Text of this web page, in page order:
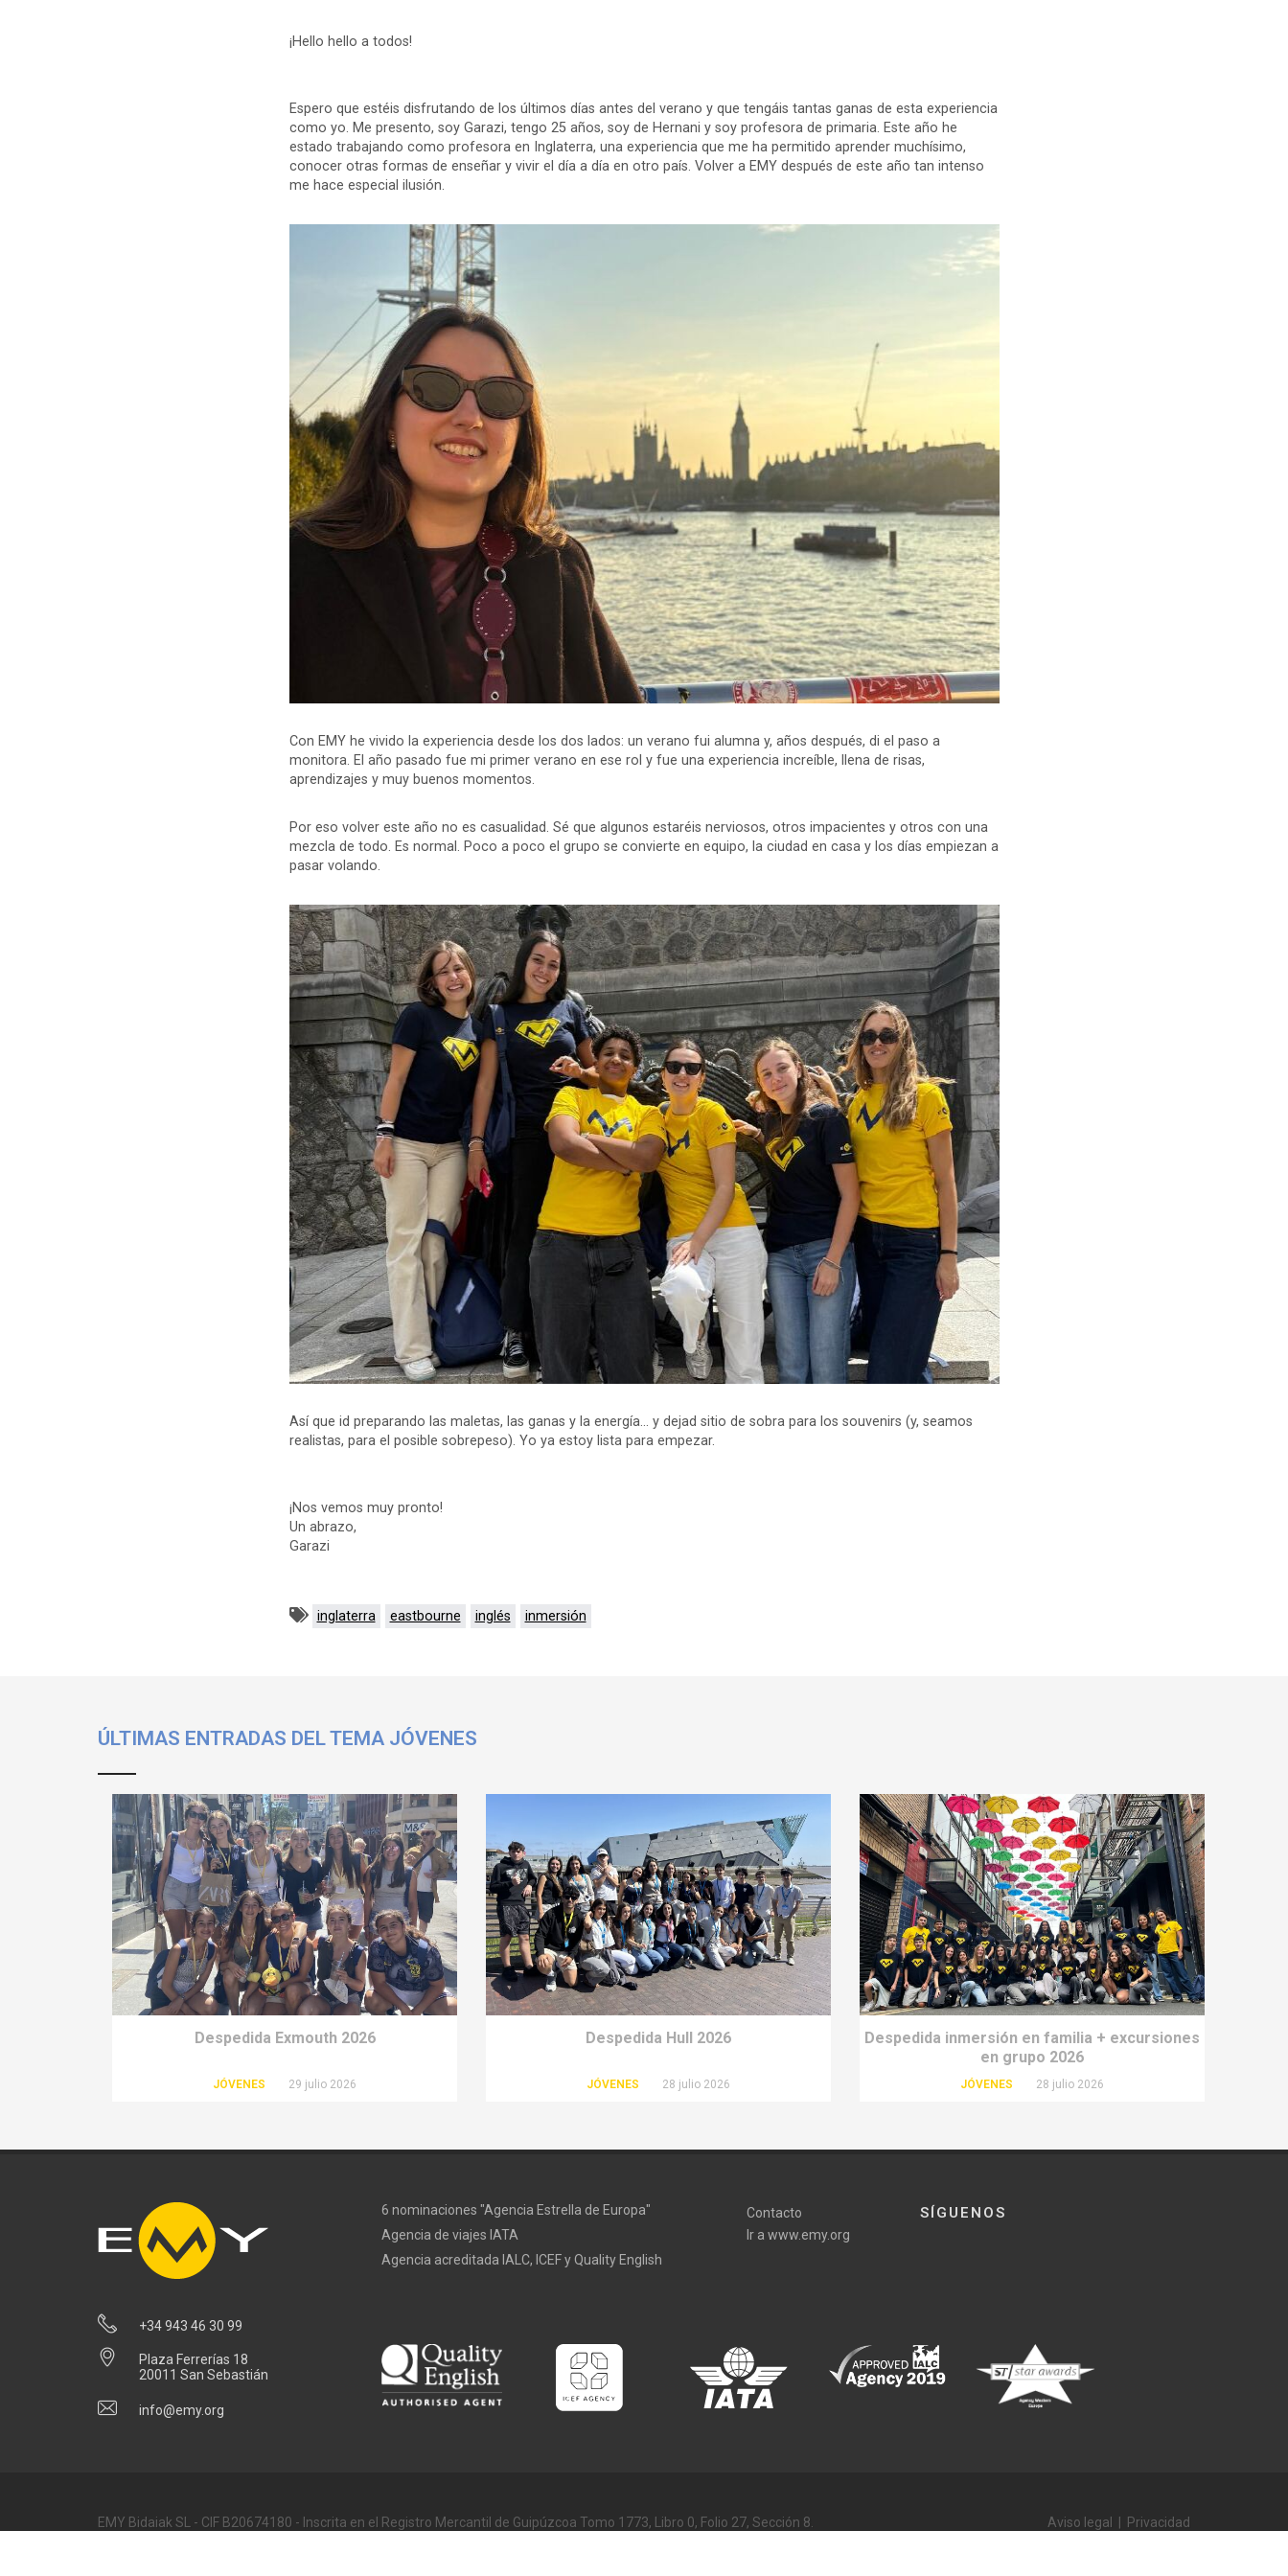
¡Hello hello a todos!
Espero que estéis disfrutando de los últimos días antes del verano y que tengáis tantas ganas de esta experiencia
como yo. Me presento, soy Garazi, tengo 25 años, soy de Hernani y soy profesora de primaria. Este año he
estado trabajando como profesora en Inglaterra, una experiencia que me ha permitido aprender muchísimo,
conocer otras formas de enseñar y vivir el día a día en otro país. Volver a EMY después de este año tan intenso
me hace especial ilusión.
Con EMY he vivido la experiencia desde los dos lados: un verano fui alumna y, años después, di el paso a
monitora. El año pasado fue mi primer verano en ese rol y fue una experiencia increíble, llena de risas,
aprendizajes y muy buenos momentos.
Por eso volver este año no es casualidad. Sé que algunos estaréis nerviosos, otros impacientes y otros con una
mezcla de todo. Es normal. Poco a poco el grupo se convierte en equipo, la ciudad en casa y los días empiezan a
pasar volando.
Así que id preparando las maletas, las ganas y la energía... y dejad sitio de sobra para los souvenirs (y, seamos
realistas, para el posible sobrepeso). Yo ya estoy lista para empezar.
¡Nos vemos muy pronto!
Un abrazo,
Garazi
inglaterra eastbourne inglés inmersión
ÚLTIMAS ENTRADAS DEL TEMA JÓVENES
Despedida Exmouth 2026
JÓVENES 29 julio 2026
Despedida Hull 2026
JÓVENES 28 julio 2026
Despedida inmersión en familia + excursiones
en grupo 2026
JÓVENES 28 julio 2026
+34 943 46 30 99
Plaza Ferrerías 18
20011 San Sebastián
info@emy.org
6 nominaciones "Agencia Estrella de Europa"
Agencia de viajes IATA
Agencia acreditada IALC, ICEF y Quality English
Contacto
Ir a www.emy.org
SÍGUENOS
EMY Bidaiak SL - CIF B20674180 - Inscrita en el Registro Mercantil de Guipúzcoa Tomo 1773, Libro 0, Folio 27, Sección 8. Aviso legal | Privacidad